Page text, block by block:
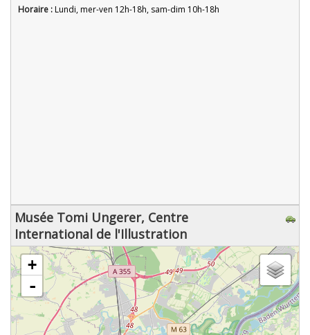
Horaire :Lundi, mer-ven 12h-18h, sam-dim 10h-18h
Musée Tomi Ungerer, Centre
International de l'Illustration
chargement de la carte - veuillez patienter...
+
-